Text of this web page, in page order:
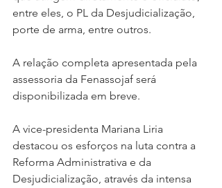
entre eles, o PL da Desjudicialização,
porte de arma, entre outros.
A relação completa apresentada pela
assessoria da Fenassojaf será
disponibilizada em breve.
A vice-presidenta Mariana Liria
destacou os esforços na luta contra a
Reforma Administrativa e da
Desjudicialização, através da intensa